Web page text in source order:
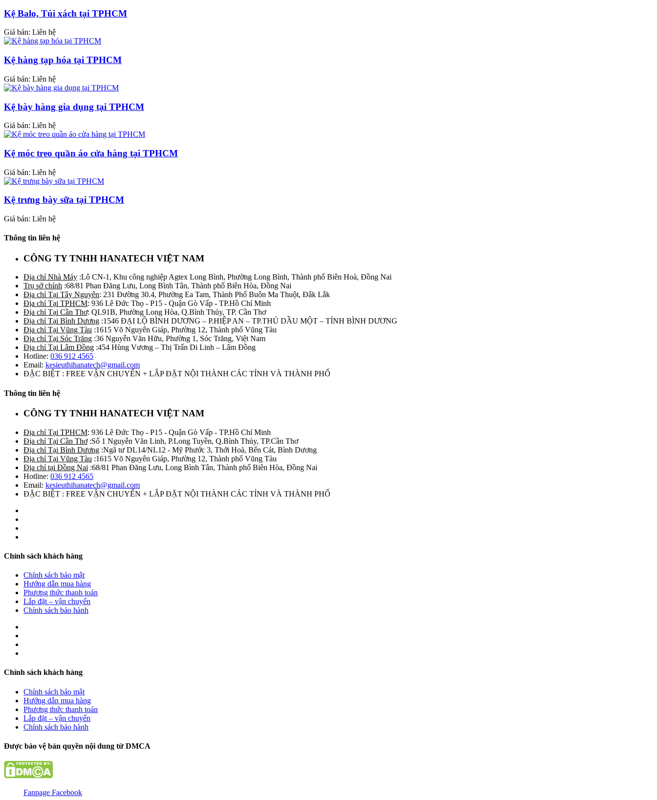
Kệ Balo, Túi xách tại TPHCM
Giá bán: Liên hệ
Kệ hàng tạp hóa tại TPHCM
Giá bán: Liên hệ
Kệ bày hàng gia dụng tại TPHCM
Giá bán: Liên hệ
Kệ móc treo quần áo cửa hàng tại TPHCM
Giá bán: Liên hệ
Kệ trưng bày sữa tại TPHCM
Giá bán: Liên hệ
Thông tin liên hệ
CÔNG TY TNHH HANATECH VIỆT NAM
Địa chỉ Nhà Máy :Lô CN-1, Khu công nghiệp Agtex Long Bình, Phường Long Bình, Thành phố Biên Hoà, Đồng Nai
Trụ sở chính :68/81 Phan Đăng Lưu, Long Bình Tân, Thành phố Biên Hòa, Đồng Nai
Địa chỉ Tại Tây Nguyên: 231 Đường 30.4, Phường Ea Tam, Thành Phố Buôn Ma Thuột, Đắk Lắk
Địa chỉ Tại TPHCM: 936 Lê Đức Thọ - P15 - Quận Gò Vấp - TP.Hồ Chí Minh
Địa chỉ Tại Cần Thơ: QL91B, Phường Long Hòa, Q.Bình Thủy, TP. Cần Thơ
Địa chỉ Tại Bình Dương :1546 ĐẠI LỘ BÌNH DƯƠNG – P.HIỆP AN – TP.THỦ DẦU MỘT – TỈNH BÌNH DƯƠNG
Địa chỉ Tại Vũng Tàu :1615 Võ Nguyên Giáp, Phường 12, Thành phố Vũng Tàu
Địa chỉ Tại Sóc Trăng :36 Nguyễn Văn Hữu, Phường 1, Sóc Trăng, Việt Nam
Địa chỉ Tại Lâm Đồng :454 Hùng Vương – Thị Trấn Di Linh – Lâm Đồng
Hotline: 036 912 4565
Email: kesieuthihanatech@gmail.com
ĐẶC BIỆT : FREE VẬN CHUYỂN + LẮP ĐẶT NỘI THÀNH CÁC TỈNH VÀ THÀNH PHỐ
Thông tin liên hệ
CÔNG TY TNHH HANATECH VIỆT NAM
Địa chỉ Tại TPHCM: 936 Lê Đức Thọ - P15 - Quận Gò Vấp - TP.Hồ Chí Minh
Địa chỉ Tại Cần Thơ:Số 1 Nguyễn Văn Linh, P.Long Tuyền, Q.Bình Thủy, TP.Cần Thơ
Địa chỉ Tại Bình Dương :Ngã tư DL14/NL12 - Mỹ Phước 3, Thới Hoà, Bến Cát, Bình Dương
Địa chỉ Tại Vũng Tàu :1615 Võ Nguyên Giáp, Phường 12, Thành phố Vũng Tàu
Địa chỉ tại Đồng Nai :68/81 Phan Đăng Lưu, Long Bình Tân, Thành phố Biên Hòa, Đồng Nai
Hotline: 036 912 4565
Email: kesieuthihanatech@gmail.com
ĐẶC BIỆT : FREE VẬN CHUYỂN + LẮP ĐẶT NỘI THÀNH CÁC TỈNH VÀ THÀNH PHỐ
Chính sách khách hàng
Chính sách bảo mật
Hướng dẫn mua hàng
Phương thức thanh toán
Lắp đặt – vận chuyển
Chính sách bảo hành
Chính sách khách hàng
Chính sách bảo mật
Hướng dẫn mua hàng
Phương thức thanh toán
Lắp đặt – vận chuyển
Chính sách bảo hành
Được bảo vệ bản quyền nội dung từ DMCA
Fanpage Facebook